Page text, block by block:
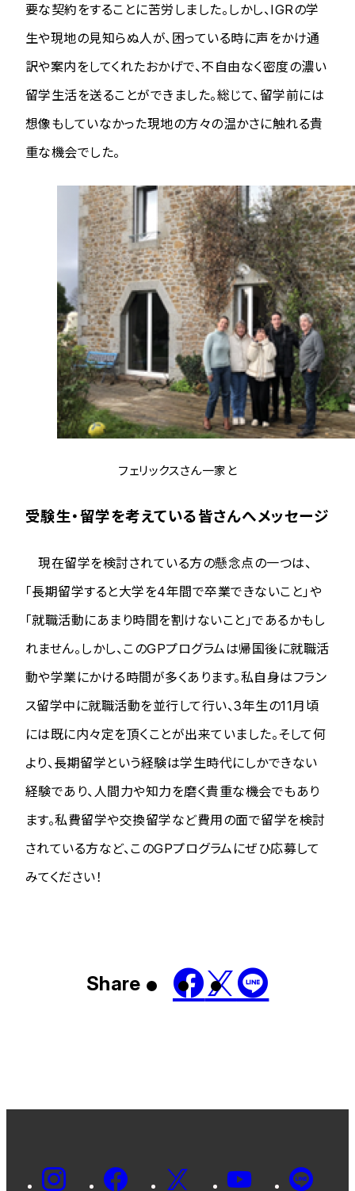
要な契約をすることに苦労しました。しかし、IGRの学
生や現地の見知らぬ人が、困っている時に声をかけ通
訳や案内をしてくれたおかげで、不自由なく密度の濃い
留学生活を送ることができました。総じて、留学前には
想像もしていなかった現地の方々の温かさに触れる貴
重な機会でした。
フェリックスさん一家と
受験生・留学を考えている皆さんへメッセージ
現在留学を検討されている方の懸念点の一つは、
「長期留学すると大学を4年間で卒業できないこと」や
「就職活動にあまり時間を割けないこと」であるかもし
れません。しかし、このGPプログラムは帰国後に就職活
動や学業にかける時間が多くあります。私自身はフラン
ス留学中に就職活動を並行して行い、3年生の11月頃
には既に内々定を頂くことが出来ていました。そして何
より、長期留学という経験は学生時代にしかできない
経験であり、人間力や知力を磨く貴重な機会でもあり
ます。私費留学や交換留学など費用の面で留学を検討
されている方など、このGPプログラムにぜひ応募して
みてください！
Share